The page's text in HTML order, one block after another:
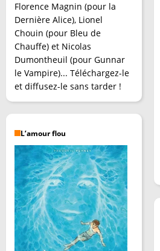
Florence Magnin (pour la
Dernière Alice), Lionel
Chouin (pour Bleu de
Chauffe) et Nicolas
Dumontheuil (pour Gunnar
le Vampire)... Téléchargez-le
et diffusez-le sans tarder !
L’amour flou